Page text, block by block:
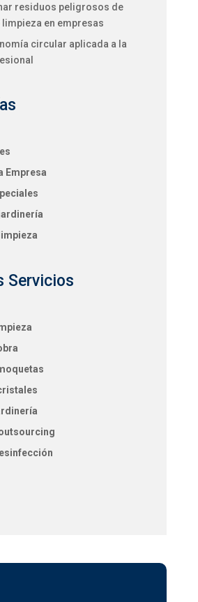
residuos peligrosos de
en empresas
circular aplicada a la
Empresa
Servicios